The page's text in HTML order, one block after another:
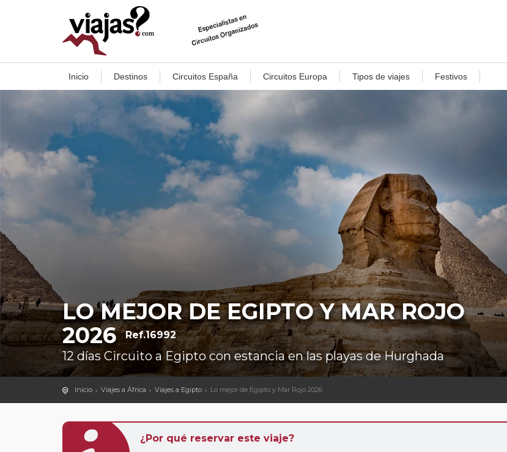
Inicio Destinos Circuitos España Circuitos Europa Tipos de viajes Festivos
LO MEJOR DE EGIPTO Y MAR ROJO
2026 Ref.16992
12 días Circuito a Egipto con estancia en las playas de Hurghada
Inicio Viajes a África Viajes a Egipto Lo mejor de Egipto y Mar Rojo 2026
¿Por qué reservar este viaje?